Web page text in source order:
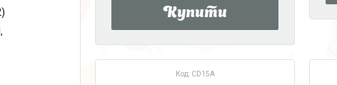
Купити
CD15A